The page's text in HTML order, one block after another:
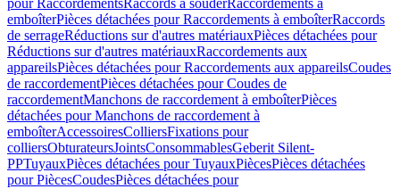
pour RaccordementsRaccords à souderRaccordements à
emboîterPièces détachées pour Raccordements à emboîterRaccords
de serrageRéductions sur d'autres matériauxPièces détachées pour
Réductions sur d'autres matériauxRaccordements aux
appareilsPièces détachées pour Raccordements aux appareilsCoudes
de raccordementPièces détachées pour Coudes de
raccordementManchons de raccordement à emboîterPièces
détachées pour Manchons de raccordement à
emboîterAccessoiresColliersFixations pour
colliersObturateursJointsConsommablesGeberit Silent-
PPTuyauxPièces détachées pour TuyauxPiècesPièces détachées
pour PiècesCoudesPièces détachées pour